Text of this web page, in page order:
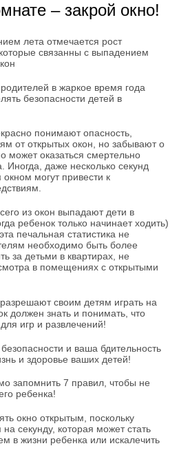
– закрой окно!
лета отмечается рост
связанны с выпадением
в жаркое время года
безопасности детей в
понимают опасность,
от открытых окон, но забывают о
может оказаться смертельно
даже несколько секунд
могут привести к
из окон выпадают дети в
ребенок только начинает ходить)
печальная статистика не
необходимо быть более
за детьми в квартирах, не
в помещениях с открытыми
своим детям играть на
должен знать и понимать, что
игр и развлечений!
и ваша бдительность
и здоровье ваших детей!
запомнить 7 правил, чтобы не
ребенка!
окно открытым, поскольку
на секунду, которая может стать
в жизни ребенка или искалечить